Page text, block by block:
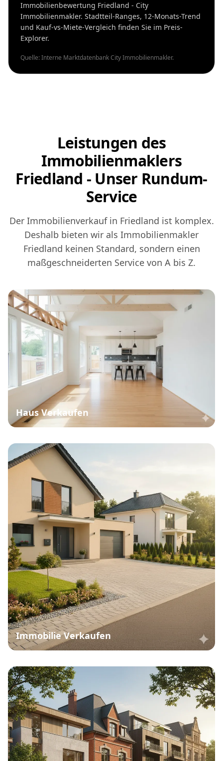
Immobilienbewertung Friedland - City
Immobilienmakler. Stadtteil-Ranges, 12-Monats-Trend
und Kauf-vs-Miete-Vergleich finden Sie im Preis-
Explorer.
Quelle: Interne Marktdatenbank City Immobilienmakler.
Leistungen des
Immobilienmaklers
Friedland - Unser Rundum-
Service
Der Immobilienverkauf in Friedland ist komplex.
Deshalb bieten wir als Immobilienmakler
Friedland keinen Standard, sondern einen
maßgeschneiderten Service von A bis Z.
Haus Verkaufen
Immobilie Verkaufen